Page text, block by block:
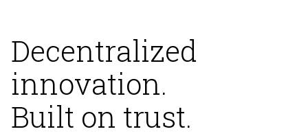
Decentralized
innovation.
Built on trust.